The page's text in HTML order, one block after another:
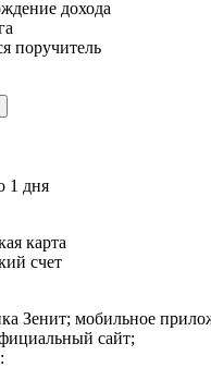
дохода
поручитель
1 дня
карта
счет
Зенит; мобильное
сайт;